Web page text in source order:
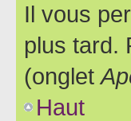
Il vous
plus tard.
(onglet
Haut